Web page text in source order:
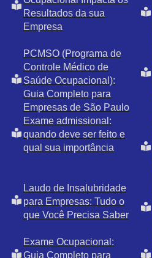
Resultados da sua
Empresa
PCMSO (Programa de
Controle Médico de
Saúde Ocupacional):
Guia Completo para
Empresas de São Paulo
Exame admissional:
quando deve ser feito e
qual sua importância
Laudo de Insalubridade
para Empresas: Tudo o
que Você Precisa Saber
Exame Ocupacional:
Guia Completo para